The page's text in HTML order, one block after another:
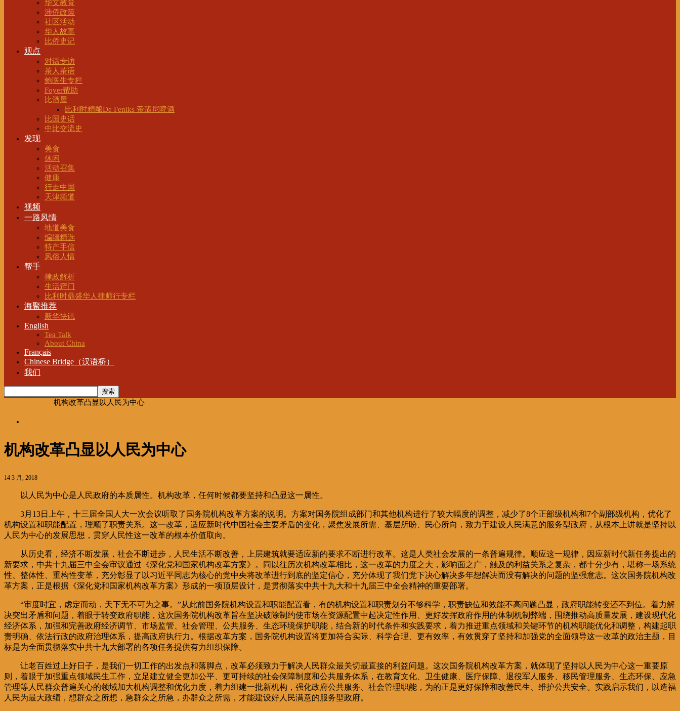
华文教育
涉侨政策
社区活动
华人故事
比侨史记
观点
对话专访
茶人茶语
鲍医生专栏
Foyer帮助
比酒屋
比利时精酿De Feniks 帝翡尼啤酒
比国史话
中比交流史
发现
美食
休闲
活动召集
健康
行走中国
天津频道
视频
一路风情
地道美食
编辑精选
特产手信
风俗人情
帮手
律政解析
生活窍门
比利时鼎盛华人律师行专栏
海聚推荐
新华快讯
English
Tea Talk
About China
Français
Chinese Bridge（汉语桥）
我们
机构改革凸显以人民为中心
机构改革凸显以人民为中心
14 3 月, 2018
以人民为中心是人民政府的本质属性。机构改革，任何时候都要坚持和凸显这一属性。
3月13日上午，十三届全国人大一次会议听取了国务院机构改革方案的说明。方案对国务院组成部门和其他机构进行了较大幅度的调整，减少了8个正部级机构和7个副部级机构，优化了
机构设置和职能配置，理顺了职责关系。这一改革，适应新时代中国社会主要矛盾的变化，聚焦发展所需、基层所盼、民心所向，致力于建设人民满意的服务型政府，从根本上讲就是坚持以
人民为中心的发展思想，贯穿人民性这一改革的根本价值取向。
从历史看，经济不断发展，社会不断进步，人民生活不断改善，上层建筑就要适应新的要求不断进行改革。这是人类社会发展的一条普遍规律。顺应这一规律，因应新时代新任务提出的
新要求，中共十九届三中全会审议通过《深化党和国家机构改革方案》。同以往历次机构改革相比，这一改革的力度之大，影响面之广，触及的利益关系之复杂，都十分少有，堪称一场系统
性、整体性、重构性变革，充分彰显了以习近平同志为核心的党中央将改革进行到底的坚定信心，充分体现了我们党下决心解决多年想解决而没有解决的问题的坚强意志。这次国务院机构改
革方案，正是根据《深化党和国家机构改革方案》形成的一项顶层设计，是贯彻落实中共十九大和十九届三中全会精神的重要部署。
“审度时宜，虑定而动，天下无不可为之事。”从此前国务院机构设置和职能配置看，有的机构设置和职责划分不够科学，职责缺位和效能不高问题凸显，政府职能转变还不到位。着力解
决突出矛盾和问题，着眼于转变政府职能，这次国务院机构改革旨在坚决破除制约使市场在资源配置中起决定性作用、更好发挥政府作用的体制机制弊端，围绕推动高质量发展，建设现代化
经济体系，加强和完善政府经济调节、市场监管、社会管理、公共服务、生态环境保护职能，结合新的时代条件和实践要求，着力推进重点领域和关键环节的机构职能优化和调整，构建起职
责明确、依法行政的政府治理体系，提高政府执行力。根据改革方案，国务院机构设置将更加符合实际、科学合理、更有效率，有效贯穿了坚持和加强党的全面领导这一改革的政治主题，目
标是为全面贯彻落实中共十九大部署的各项任务提供有力组织保障。
让老百姓过上好日子，是我们一切工作的出发点和落脚点，改革必须致力于解决人民群众最关切最直接的利益问题。这次国务院机构改革方案，就体现了坚持以人民为中心这一重要原
则，着眼于加强重点领域民生工作，立足建立健全更加公平、更可持续的社会保障制度和公共服务体系，在教育文化、卫生健康、医疗保障、退役军人服务、移民管理服务、生态环保、应急
管理等人民群众普遍关心的领域加大机构调整和优化力度，着力组建一批新机构，强化政府公共服务、社会管理职能，为的正是更好保障和改善民生、维护公共安全。实践启示我们，以造福
人民为最大政绩，想群众之所想，急群众之所急，办群众之所需，才能建设好人民满意的服务型政府。